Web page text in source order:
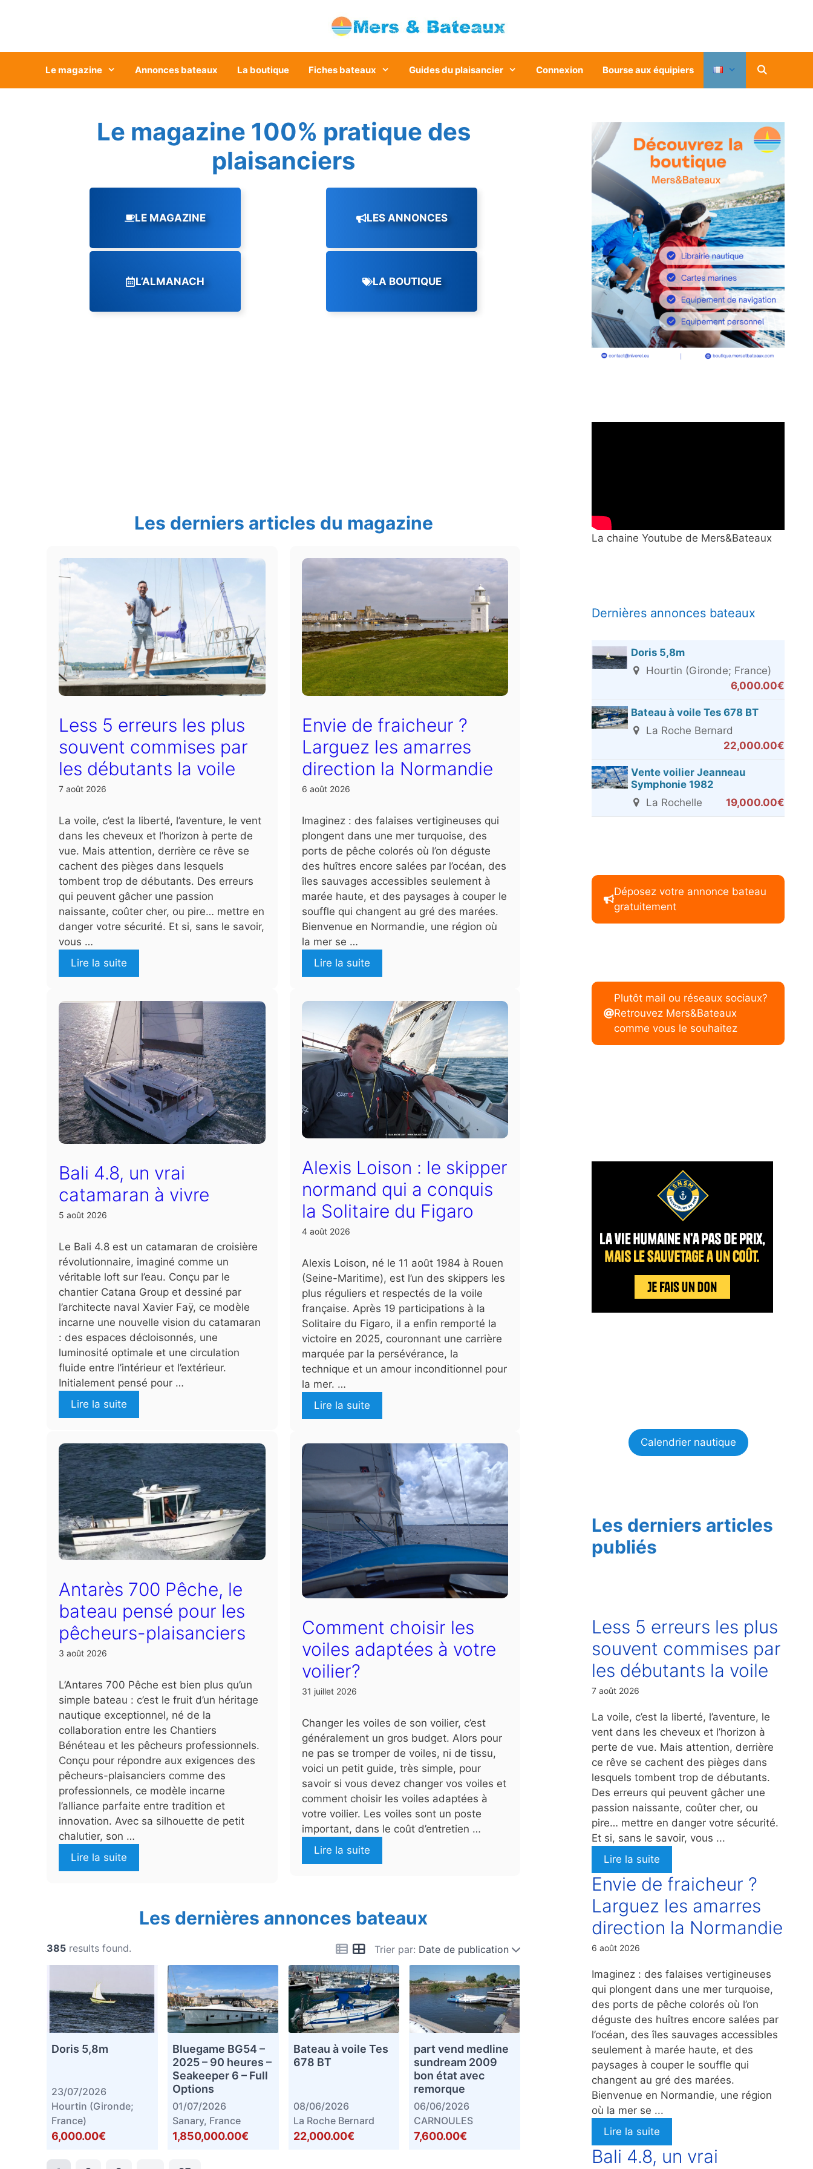
Le magazine Annonces bateaux La boutique Fiches bateaux Guides du plaisancier Connexion Bourse aux équipiers
Le magazine 100% pratique des
plaisanciers
LE MAGAZINE LES ANNONCES
L’ALMANACH LA BOUTIQUE
Les derniers articles du magazine
Less 5 erreurs les plus
souvent commises par
les débutants la voile
7 août 2026
La voile, c’est la liberté, l’aventure, le vent
dans les cheveux et l’horizon à perte de
vue. Mais attention, derrière ce rêve se
cachent des pièges dans lesquels
tombent trop de débutants. Des erreurs
qui peuvent gâcher une passion
naissante, coûter cher, ou pire… mettre en
danger votre sécurité. Et si, sans le savoir,
vous …
Lire la suite
Envie de fraicheur ?
Larguez les amarres
direction la Normandie
6 août 2026
Imaginez : des falaises vertigineuses qui
plongent dans une mer turquoise, des
ports de pêche colorés où l’on déguste
des huîtres encore salées par l’océan, des
îles sauvages accessibles seulement à
marée haute, et des paysages à couper le
souffle qui changent au gré des marées.
Bienvenue en Normandie, une région où
la mer se …
Lire la suite
Bali 4.8, un vrai
catamaran à vivre
5 août 2026
Le Bali 4.8 est un catamaran de croisière
révolutionnaire, imaginé comme un
véritable loft sur l’eau. Conçu par le
chantier Catana Group et dessiné par
l’architecte naval Xavier Faÿ, ce modèle
incarne une nouvelle vision du catamaran
: des espaces décloisonnés, une
luminosité optimale et une circulation
fluide entre l’intérieur et l’extérieur.
Initialement pensé pour …
Lire la suite
Alexis Loison : le skipper
normand qui a conquis
la Solitaire du Figaro
4 août 2026
Alexis Loison, né le 11 août 1984 à Rouen
(Seine-Maritime), est l’un des skippers les
plus réguliers et respectés de la voile
française. Après 19 participations à la
Solitaire du Figaro, il a enfin remporté la
victoire en 2025, couronnant une carrière
marquée par la persévérance, la
technique et un amour inconditionnel pour
la mer. …
Lire la suite
Antarès 700 Pêche, le
bateau pensé pour les
pêcheurs-plaisanciers
3 août 2026
L’Antares 700 Pêche est bien plus qu’un
simple bateau : c’est le fruit d’un héritage
nautique exceptionnel, né de la
collaboration entre les Chantiers
Bénéteau et les pêcheurs professionnels.
Conçu pour répondre aux exigences des
pêcheurs-plaisanciers comme des
professionnels, ce modèle incarne
l’alliance parfaite entre tradition et
innovation. Avec sa silhouette de petit
chalutier, son …
Lire la suite
Comment choisir les
voiles adaptées à votre
voilier?
31 juillet 2026
Changer les voiles de son voilier, c’est
généralement un gros budget. Alors pour
ne pas se tromper de voiles, ni de tissu,
voici un petit guide, très simple, pour
savoir si vous devez changer vos voiles et
comment choisir les voiles adaptées à
votre voilier. Les voiles sont un poste
important, dans le coût d’entretien …
Lire la suite
Les dernières annonces bateaux
Trier par: Date de publication
385 results found.
Doris 5,8m
23/07/2026
Hourtin (Gironde;
France)
6,000.00€
Bluegame BG54 –
2025 – 90 heures –
Seakeeper 6 – Full
Options
01/07/2026
Sanary, France
1,850,000.00€
Bateau à voile Tes
678 BT
08/06/2026
La Roche Bernard
22,000.00€
part vend medline
sundream 2009
bon état avec
remorque
06/06/2026
CARNOULES
7,600.00€
La chaine Youtube de Mers&Bateaux
Dernières annonces bateaux
Doris 5,8m
Hourtin (Gironde; France)
6,000.00€
Bateau à voile Tes 678 BT
La Roche Bernard
22,000.00€
Vente voilier Jeanneau
Symphonie 1982
La Rochelle
19,000.00€
Déposez votre annonce bateau
gratuitement
Plutôt mail ou réseaux sociaux?
Retrouvez Mers&Bateaux
comme vous le souhaitez
Calendrier nautique
Les derniers articles
publiés
Less 5 erreurs les plus
souvent commises par
les débutants la voile
7 août 2026
La voile, c’est la liberté, l’aventure, le
vent dans les cheveux et l’horizon à
perte de vue. Mais attention, derrière
ce rêve se cachent des pièges dans
lesquels tombent trop de débutants.
Des erreurs qui peuvent gâcher une
passion naissante, coûter cher, ou
pire… mettre en danger votre sécurité.
Et si, sans le savoir, vous ...
Lire la suite
Envie de fraicheur ?
Larguez les amarres
direction la Normandie
6 août 2026
Imaginez : des falaises vertigineuses
qui plongent dans une mer turquoise,
des ports de pêche colorés où l’on
déguste des huîtres encore salées par
l’océan, des îles sauvages accessibles
seulement à marée haute, et des
paysages à couper le souffle qui
changent au gré des marées.
Bienvenue en Normandie, une région
où la mer se ...
Lire la suite
Bali 4.8, un vrai